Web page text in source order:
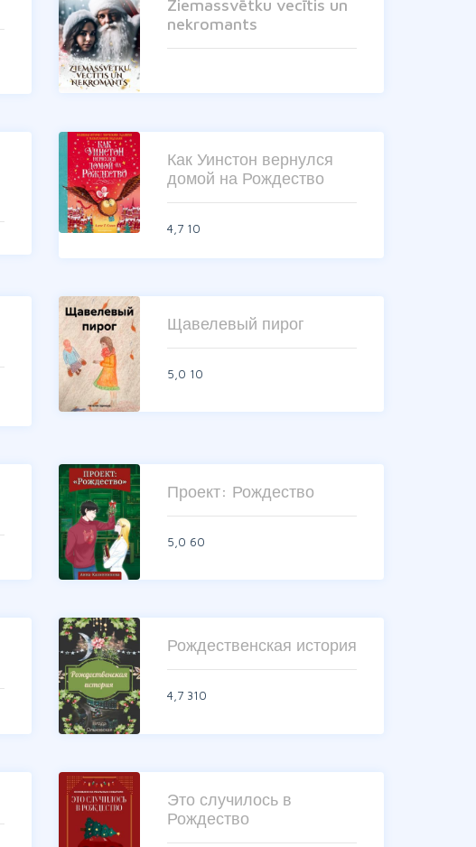
Ziemassvētku vecītis un
nekromants
Как Уинстон вернулся
домой на Рождество
4,7 10
Щавелевый пирог
5,0 10
Проект: Рождество
5,0 60
Рождественская история
4,7 310
Это случилось в
Рождество